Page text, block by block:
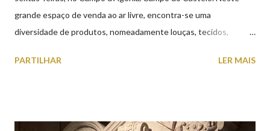
grande espaço de venda ao ar livre, encontra-se uma
diversidade de produtos, nomeadamente louças, tecidos,
cobres entre muitos outros. Horário de funcionamento | Verão
PARTILHAR LER MAIS